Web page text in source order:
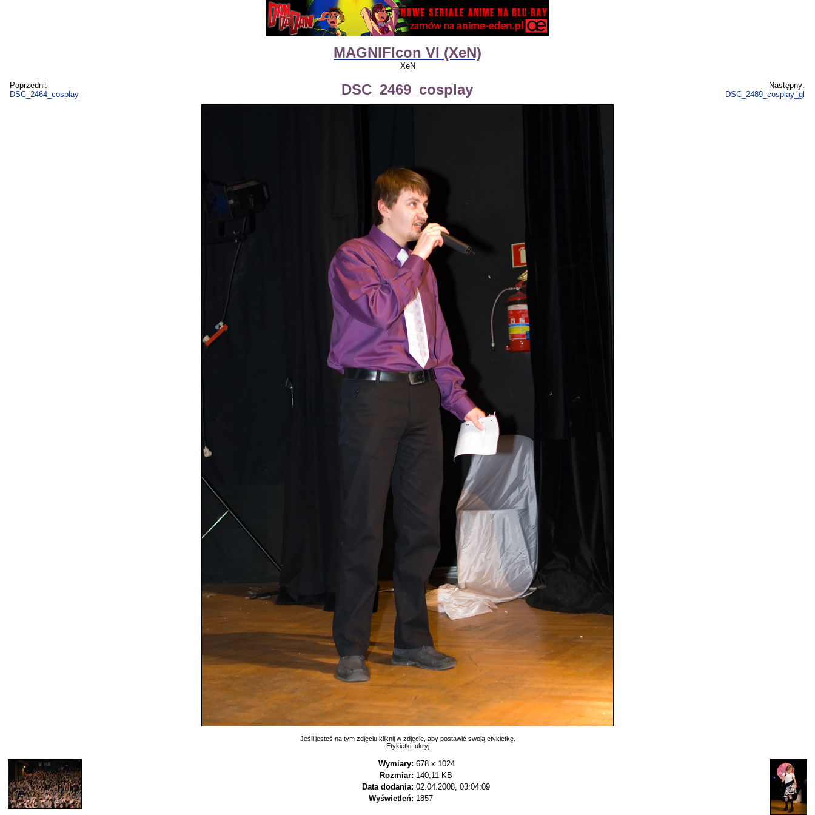
MAGNIFIcon VI (XeN)
XeN
Poprzedni:
DSC_2464_cosplay
DSC_2469_cosplay
Następny:
DSC_2489_cosplay_gl
Jeśli jesteś na tym zdjęciu kliknij w zdjęcie, aby postawić swoją etykietkę.
Etykietki: ukryj
Wymiary: 678 x 1024
Rozmiar: 140,11 KB
Data dodania: 02.04.2008, 03:04:09
Wyświetleń: 1857